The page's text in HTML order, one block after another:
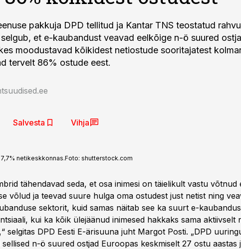
pakkuja DPD tellitud ja Kantar TNS teostatud
et e-kaubandust veavad eelkõige n-ö suured
moodustavad kõikidest netiostude sooritajatest
tervelt 86% ostude eest.
Salvesta Vihja
netikeskkonnas.Foto: shutterstock.com
tähendavad seda, et osa inimesi on täielikult vastu võtnud
võlud ja teevad suure hulga oma ostudest just netist ning
sektorit, kuid samas näitab see ka suurt e-
kui ka kõik ülejäänud inimesed hakkaks sama aktiivselt
selgitas DPD Eesti E-ärisuuna juht Margot Posti. „DPD
n-ö suured ostjad Euroopas keskmiselt 27 ostu aastas